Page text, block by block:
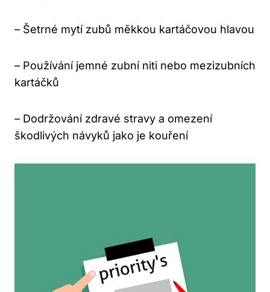
– Šetrné mytí zubů měkkou kartáčovou hlavou
– Používání jemné zubní niti nebo mezizubních
kartáčků
– Dodržování zdravé stravy a omezení
škodlivých návyků jako je kouření